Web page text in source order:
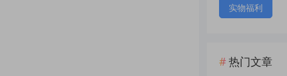
实物福利
热门文章